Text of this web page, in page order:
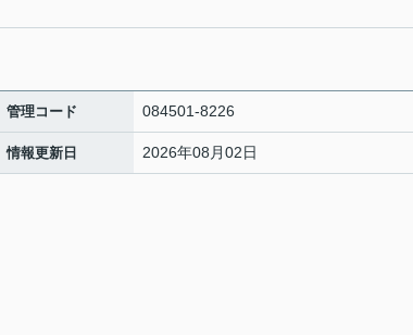
管理コード 084501-8226
情報更新日 2026年08月02日